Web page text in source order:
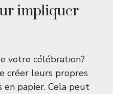
impliquer
votre célébration?
créer leurs propres
en papier. Cela peut